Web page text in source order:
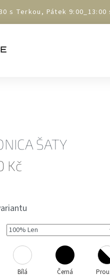
s Terkou, Pátek
ŠATY
Kč
Bílá Černá